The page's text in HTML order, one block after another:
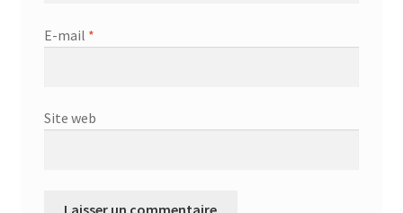
E-mail *
Site web